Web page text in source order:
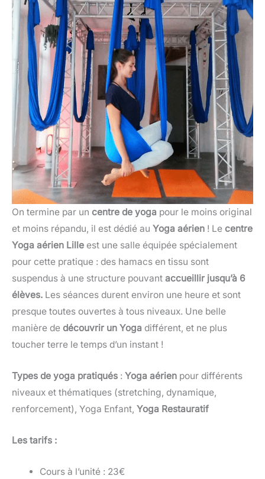
On termine par un centre de yoga pour le moins original
et moins répandu, il est dédié au Yoga aérien ! Le centre
Yoga aérien Lille est une salle équipée spécialement
pour cette pratique : des hamacs en tissu sont
suspendus à une structure pouvant accueillir jusqu’à 6
élèves. Les séances durent environ une heure et sont
presque toutes ouvertes à tous niveaux. Une belle
manière de découvrir un Yoga différent, et ne plus
toucher terre le temps d’un instant !
Types de yoga pratiqués : Yoga aérien pour différents
niveaux et thématiques (stretching, dynamique,
renforcement), Yoga Enfant, Yoga Restauratif
Les tarifs :
Cours à l’unité : 23€